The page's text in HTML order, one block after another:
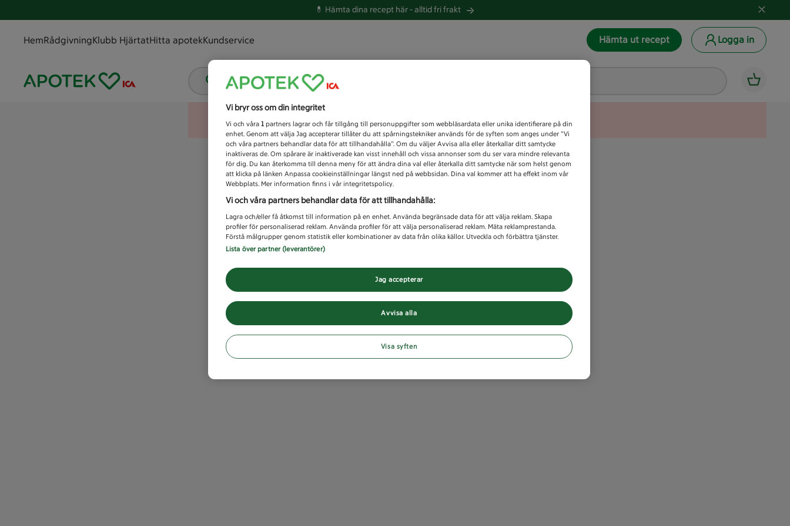
💊 Hämta dina recept här -alltid fri frakt
HemRådgivningKlubb HjärtatHitta apotekKundservice Hämta ut recept Logga in
Vad letar du efter idag?
Unknown error
Vi bryr oss om din integritet
Vi och våra 1 partners lagrar och får tillgång till personuppgifter som webbläsardata eller unika identifierare på din
enhet. Genom att välja Jag accepterar tillåter du att spårningstekniker används för de syften som anges under ”Vi
och våra partners behandlar data för att tillhandahålla”. Om du väljer Avvisa alla eller återkallar ditt samtycke
inaktiveras de. Om spårare är inaktiverade kan visst innehåll och vissa annonser som du ser vara mindre relevanta
för dig. Du kan återkomma till denna meny för att ändra dina val eller återkalla ditt samtycke när som helst genom
att klicka på länken Anpassa cookieinställningar längst ned på webbsidan. Dina val kommer att ha effekt inom vår
Webbplats. Mer information finns i vår integritetspolicy.
Vi och våra partners behandlar data för att tillhandahålla:
Lagra och/eller få åtkomst till information på en enhet. Använda begränsade data för att välja reklam. Skapa
profiler för personaliserad reklam. Använda profiler för att välja personaliserad reklam. Mäta reklamprestanda.
Förstå målgrupper genom statistik eller kombinationer av data från olika källor. Utveckla och förbättra tjänster.
Lista över partner (leverantörer)
Avvisa alla
Jag accepterar
Visa syften